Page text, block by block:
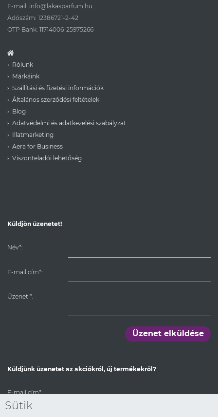
E-mail: info@lakasparfum.hu
Adószám: 12386721-2-42
OTP Bank: 11714006-25975266
Rólunk
Márkáink
Szállítási és fizetési információk
Általános szerződési feltételek
Blog
Adatvédelmi és adatkezelési szabályzat
Illatmarketing
Aera for Business
Viszonteladói lehetőség
Küldjön üzenetet!
Név*:
E-mail cím*:
Üzenet *:
Üzenet elküldése
Küldjünk üzenetet az akciókról, új termékekről?
E-mail cím*:
Sütik